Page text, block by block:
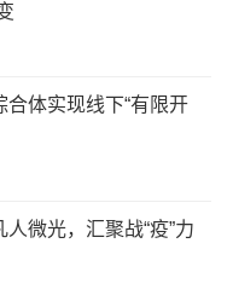
合体实现线下“有限开
人微光，汇聚战“疫”力